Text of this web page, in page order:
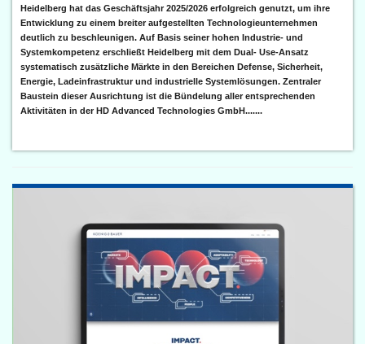
Heidelberg hat das Geschäftsjahr 2025/2026 erfolgreich genutzt, um ihre
Entwicklung zu einem breiter aufgestellten Technologieunternehmen
deutlich zu beschleunigen. Auf Basis seiner hohen Industrie- und
Systemkompetenz erschließt Heidelberg mit dem Dual- Use-Ansatz
systematisch zusätzliche Märkte in den Bereichen Defense, Sicherheit,
Energie, Ladeinfrastruktur und industrielle Systemlösungen. Zentraler
Baustein dieser Ausrichtung ist die Bündelung aller entsprechenden
Aktivitäten in der HD Advanced Technologies GmbH.......